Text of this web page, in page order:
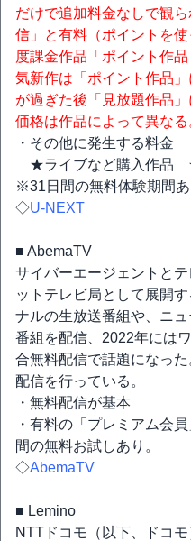
だけで追加料金なしで観
信」と有料（ポイントを
度課金作品「ポイント作
気新作は「ポイント作品
が過ぎた後「見放題作品
価格は作品によって異なる
・その他に発生する料金
★ライブなど購入作品
※31日間の無料体験期間あ
◇U-NEXT
■ AbemaTV
サイバーエージェントと
ットテレビ局として展開
ナルの生放送番組や、ニ
番組を配信、2022年には
合無料配信で話題になっ
配信を行っている。
・無料配信が基本
・有料の「プレミアム会
間の無料お試しあり。
◇AbemaTV
■ Lemino
NTTドコモ（以下、ドコ